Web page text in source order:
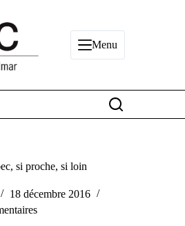
Menu
si proche, si loin
18 décembre 2016